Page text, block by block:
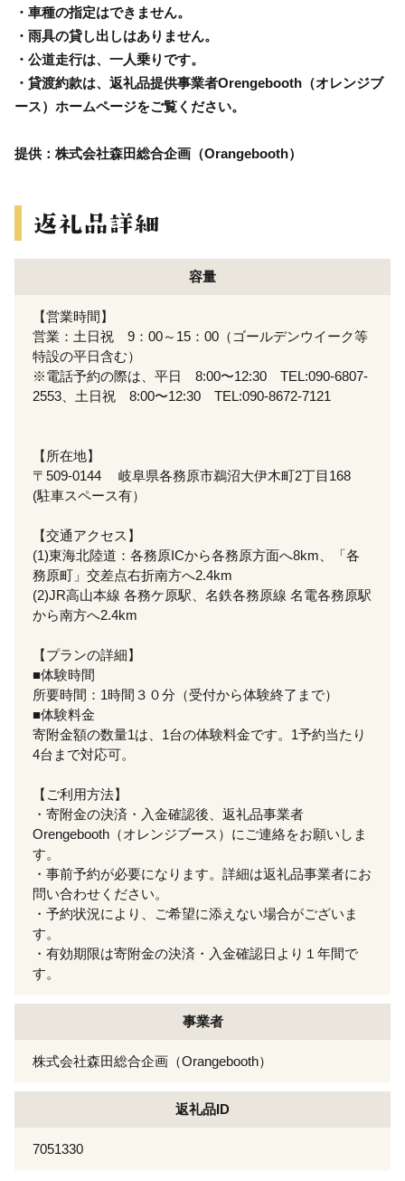
・車種の指定はできません。
・雨具の貸し出しはありません。
・公道走行は、一人乗りです。
・貸渡約款は、返礼品提供事業者Orengebooth（オレンジブ
ース）ホームページをご覧ください。
提供：株式会社森田総合企画（Orangebooth）
容量
【営業時間】
営業：土日祝 9：00～15：00（ゴールデンウイーク等
特設の平日含む）
※電話予約の際は、平日 8:00〜12:30 TEL:090-6807-
2553、土日祝 8:00〜12:30 TEL:090-8672-7121
【所在地】
〒509-0144 岐阜県各務原市鵜沼大伊木町2丁目168
(駐車スペース有）
【交通アクセス】
(1)東海北陸道：各務原ICから各務原方面へ8km、「各
務原町」交差点右折南方へ2.4km
(2)JR高山本線 各務ケ原駅、名鉄各務原線 名電各務原駅
から南方へ2.4km
【プランの詳細】
■体験時間
所要時間：1時間３０分（受付から体験終了まで）
■体験料金
寄附金額の数量1は、1台の体験料金です。1予約当たり
4台まで対応可。
【ご利用方法】
・寄附金の決済・入金確認後、返礼品事業者
Orengebooth（オレンジブース）にご連絡をお願いしま
す。
・事前予約が必要になります。詳細は返礼品事業者にお
問い合わせください。
・予約状況により、ご希望に添えない場合がございま
す。
・有効期限は寄附金の決済・入金確認日より１年間で
す。
事業者
株式会社森田総合企画（Orangebooth）
返礼品ID
7051330